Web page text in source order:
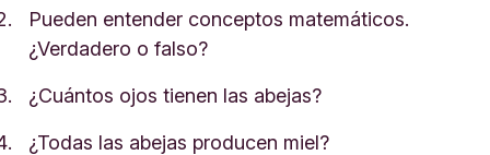
Pueden entender conceptos matemáticos.
¿Verdadero o falso?
¿Cuántos ojos tienen las abejas?
¿Todas las abejas producen miel?